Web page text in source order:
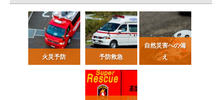
火災予防 予防救急
自然災害への備
え